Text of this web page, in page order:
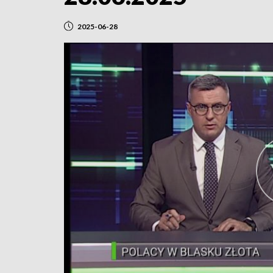
2025-06-28